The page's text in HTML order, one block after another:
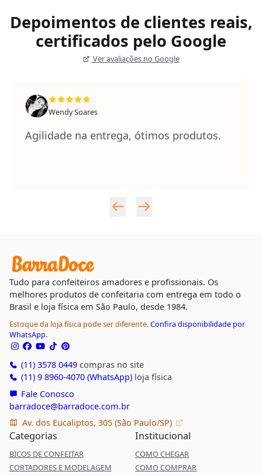
Depoimentos de clientes reais,
certificados pelo Google
Ver avaliações no Google
Wendy Soares
Agilidade na entrega, ótimos produtos.
Tudo para confeiteiros amadores e profissionais. Os
melhores produtos de confeitaria com entrega em todo o
Brasil e loja física em São Paulo, desde 1984.
Estoque da loja física pode ser diferente.Confira disponibilidade por
WhatsApp.
(11) 3578 0449compras no site
(11) 9 8960-4070 (WhatsApp)loja física
Fale Conosco
barradoce@barradoce.com.br
Av. dos Eucaliptos, 305 (São Paulo/SP)
Categorias
BICOS DE CONFEITAR
CORTADORES E MODELAGEM
Institucional
COMO CHEGAR
COMO COMPRAR